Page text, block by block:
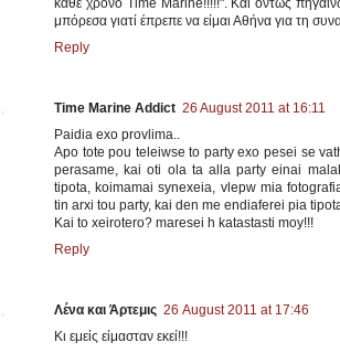
κάθε χρόνο Time Marine!!!!!". Και όντως
μπόρεσα γιατί έπρεπε να είμαι Αθήνα για τη
Reply
Time Marine Addict 26 August 2011 at 16:11
Paidia exo provlima..
Apo tote pou teleiwse to party exo pesei se
perasame, kai oti ola ta alla party einai
tipota, koimamai synexeia, vlepw mia
tin arxi tou party, kai den me endiaferei pia
Kai to xeirotero? maresei h katastasti moy!!!
Reply
Λένα και Άρτεμις 26 August 2011 at 17:46
Κι εμείς είμασταν εκεί!!!